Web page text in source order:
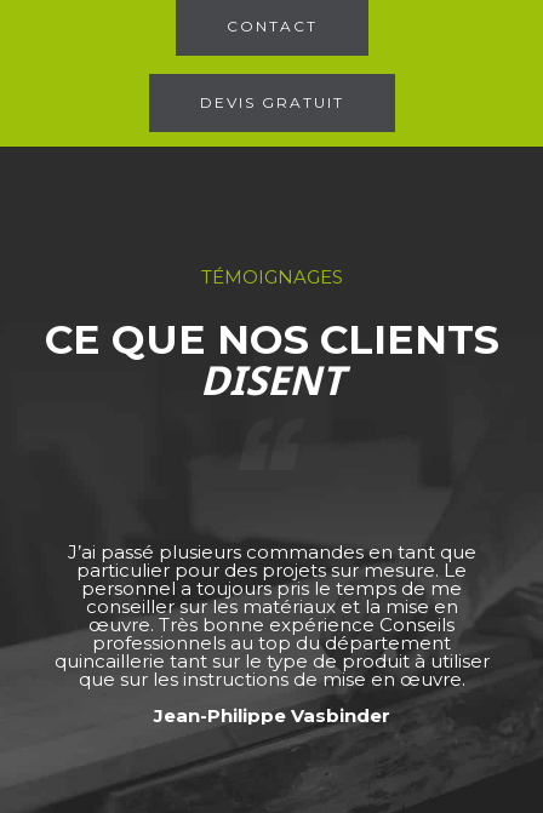
CONTACT
DEVIS GRATUIT
TÉMOIGNAGES
CE QUE NOS CLIENTS
DISENT
J’ai passé plusieurs commandes en tant que
particulier pour des projets sur mesure. Le
personnel a toujours pris le temps de me
conseiller sur les matériaux et la mise en
œuvre. Très bonne expérience Conseils
professionnels au top du département
quincaillerie tant sur le type de produit à utiliser
que sur les instructions de mise en œuvre.
Jean-Philippe Vasbinder